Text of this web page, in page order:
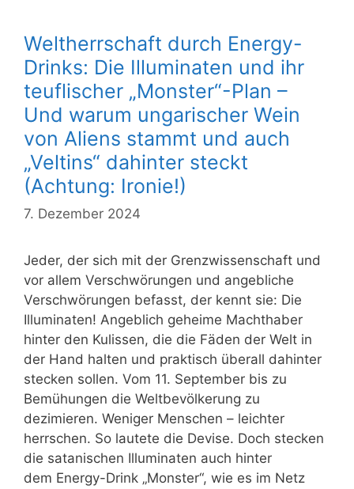
Weltherrschaft durch Energy-
Drinks: Die Illuminaten und ihr
teuflischer „Monster“-Plan –
Und warum ungarischer Wein
von Aliens stammt und auch
„Veltins“ dahinter steckt
(Achtung: Ironie!)
7. Dezember 2024
Jeder, der sich mit der Grenzwissenschaft und
vor allem Verschwörungen und angebliche
Verschwörungen befasst, der kennt sie: Die
Illuminaten! Angeblich geheime Machthaber
hinter den Kulissen, die die Fäden der Welt in
der Hand halten und praktisch überall dahinter
stecken sollen. Vom 11. September bis zu
Bemühungen die Weltbevölkerung zu
dezimieren. Weniger Menschen – leichter
herrschen. So lautete die Devise. Doch stecken
die satanischen Illuminaten auch hinter
dem Energy-Drink „Monster“, wie es im Netz